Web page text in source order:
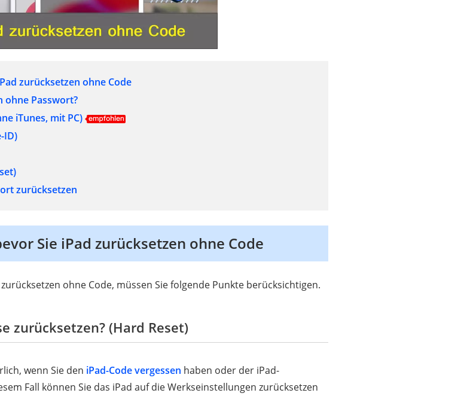
zurücksetzen ohne Code
ohne Passwort?
iTunes, mit PC)
ID)
zurücksetzen
Sie iPad zurücksetzen ohne Code
ohne Code, müssen Sie folgende Punkte berücksichtigen.
zurücksetzen? (Hard Reset)
wenn Sie den iPad-Code vergessen haben oder der iPad-
Fall können Sie das iPad auf die Werkseinstellungen zurücksetzen